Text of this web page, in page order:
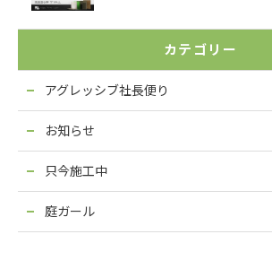
カテゴリー
アグレッシブ社長便り
お知らせ
只今施工中
庭ガール